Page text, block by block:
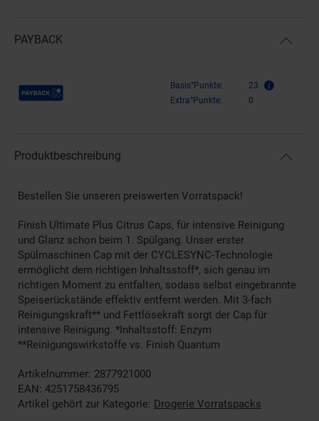
PAYBACK
Payback Punkte Basis°Punkte:
23
Extra°Punkte:
0
Produktbeschreibung
Bestellen Sie unseren preiswerten Vorratspack!
Finish Ultimate Plus Citrus Caps, für intensive Reinigung
und Glanz schon beim 1. Spülgang. Unser erster
Spülmaschinen Cap mit der CYCLESYNC-Technologie
ermöglicht dem richtigen Inhaltsstoff*, sich genau im
richtigen Moment zu entfalten, sodass selbst eingebrannte
Speiserückstände effektiv entfernt werden. Mit 3-fach
Reinigungskraft** und Fettlösekraft sorgt der Cap für
intensive Reinigung. *Inhaltsstoff: Enzym
**Reinigungswirkstoffe vs. Finish Quantum
Artikelnummer: 2877921000
EAN: 4251758436795
Artikel gehört zur Kategorie: Drogerie Vorratspacks